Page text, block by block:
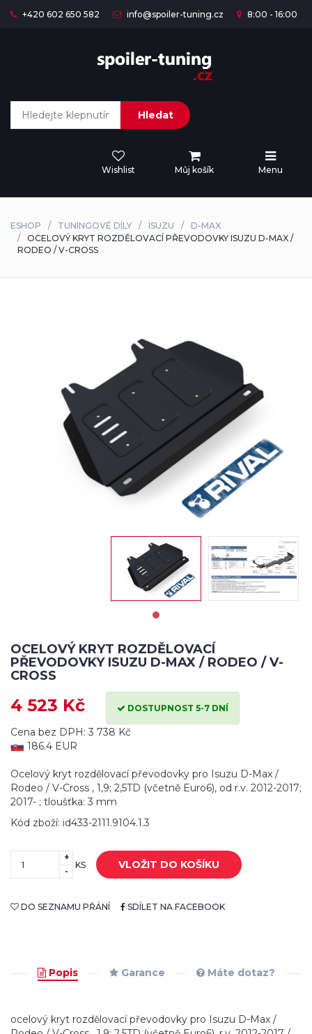
+420 602 650 582 info@spoiler-tuning.cz 8:00 - 16:00
Hledat
Wishlist Můj košík Menu
ESHOP TUNINGOVÉ DÍLY ISUZU
D-MAX
OCELOVÝ KRYT ROZDĚLOVACÍ PŘEVODOVKY ISUZU D-MAX /
RODEO / V-CROSS
OCELOVÝ KRYT ROZDĚLOVACÍ
PŘEVODOVKY ISUZU D-MAX / RODEO / V-
CROSS
4 523 Kč DOSTUPNOST 5-7 DNÍ
Cena bez DPH: 3 738 Kč
186.4 EUR
Ocelový kryt rozdělovací převodovky pro Isuzu D-Max /
Rodeo / V-Cross , 1,9; 2,5TD (včetně Euro6), od r.v. 2012-2017;
2017- ; tloušťka: 3 mm
Kód zboží: id433-2111.9104.1.3
+
-
KS VLOŽIT DO KOŠÍKU
DO SEZNAMU PŘÁNÍ SDÍLET NA FACEBOOK
Popis Garance Máte dotaz?
ocelový kryt rozdělovací převodovky pro Isuzu D-Max /